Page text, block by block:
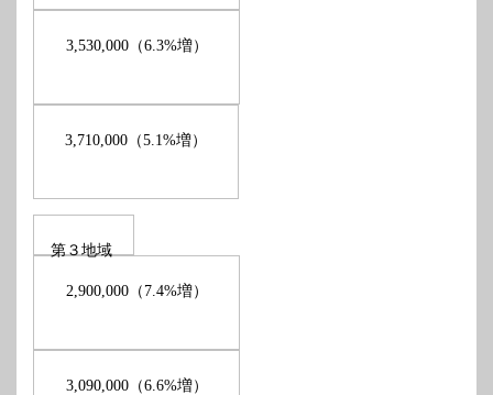
3,530,000（6.3%増）
3,710,000 （5.1%増）
第３地域
2,900,000（ 7.4%増）
3,090,000（6.6%増）